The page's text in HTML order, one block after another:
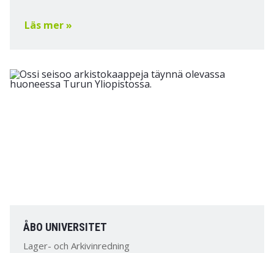
Läs mer »
ÅBO UNIVERSITET
Lager- och Arkivinredning